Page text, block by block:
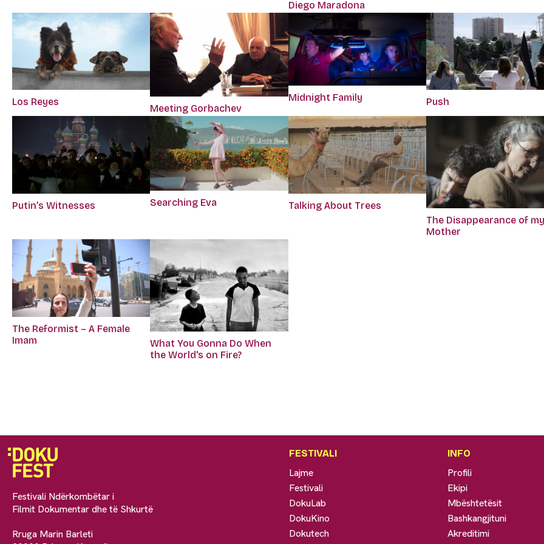
Diego Maradona
Los Reyes
Meeting Gorbachev
Midnight Family Push
Putin’s Witnesses Searching Eva
Talking About Trees
The Disappearance of my
Mother
The Reformist – A Female
Imam
What You Gonna Do When
the World's on Fire?
Festivali Ndërkombëtar i
Filmit Dokumentar dhe të Shkurtë
Rruga Marin Barleti
FESTIVALI
Lajme
Festivali
DokuLab
DokuKino
Dokutech
INFO
Profili
Ekipi
Mbështetësit
Bashkangjituni
Akreditimi